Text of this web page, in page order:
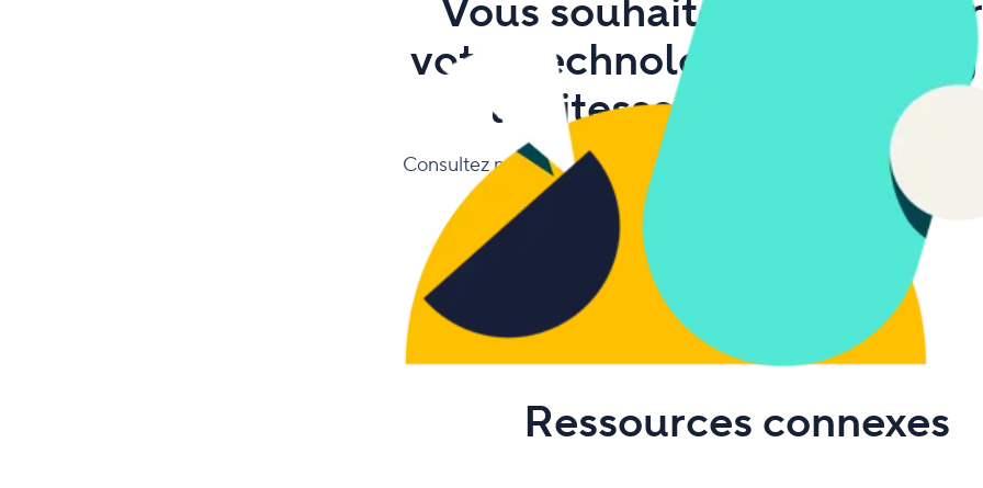
Vous souhaitez faire passer
votre technologie
la vitesse supérieure ?
Consultez notre infographie pour savoir ce que les équipes à
rapide recherchent dans un logiciel MRM
Ressources connexes